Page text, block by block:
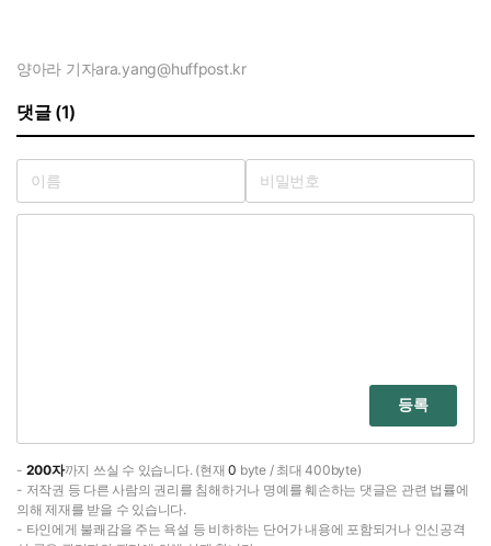
양아라 기자ara.yang@huffpost.kr
댓글 (1)
등록
- 200자까지 쓰실 수 있습니다. (현재0 byte / 최대 400byte)
- 저작권 등 다른 사람의 권리를 침해하거나 명예를 훼손하는 댓글은 관련 법률에
의해 제재를 받을 수 있습니다.
- 타인에게 불쾌감을 주는 욕설 등 비하하는 단어가 내용에 포함되거나 인신공격